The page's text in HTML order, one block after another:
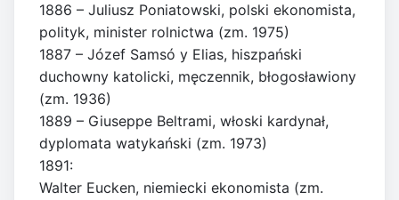
1886 – Juliusz Poniatowski, polski ekonomista,
polityk, minister rolnictwa (zm. 1975)
1887 – Józef Samsó y Elias, hiszpański
duchowny katolicki, męczennik, błogosławiony
(zm. 1936)
1889 – Giuseppe Beltrami, włoski kardynał,
dyplomata watykański (zm. 1973)
1891:
Walter Eucken, niemiecki ekonomista (zm.